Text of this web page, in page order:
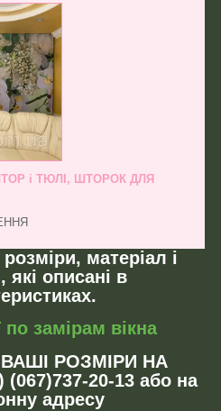
і ТЮЛІ, ШТОРОК ДЛЯ
матеріал і
які описані в
по замірам вікна
РОЗМІРИ НА
20-13 або на
адресу